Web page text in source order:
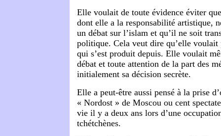
Elle voulait de toute évidence éviter
dont elle a la responsabilité artistique,
un débat sur l’islam et qu’il ne soit
politique. Cela veut dire qu’elle voulait
qui s’est produit depuis. Elle voulait
débat et toute attention de la part des
initialement sa décision secrète.
Elle a peut-être aussi pensé à la prise
« Nordost » de Moscou ou cent
vie il y a deux ans lors d’une
tchétchènes.